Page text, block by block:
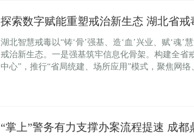
探索数字赋能重塑戒治新生态 湖北省
湖北智慧戒毒以“铸‘骨’强基、造‘血’兴业、赋‘魂’
戒治新生态。一是强基筑牢信息化骨架。构建全省
中心”，推行“省局统建、场所应用”模式，聚焦网络
“掌上”警务有力支撑办案流程提速 成